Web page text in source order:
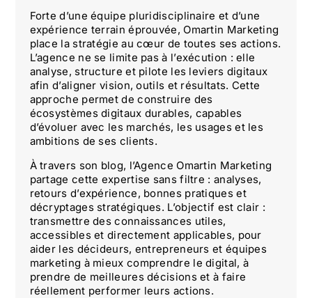
Forte d’une équipe pluridisciplinaire et d’une
expérience terrain éprouvée, Omartin Marketing
place la stratégie au cœur de toutes ses actions.
L’agence ne se limite pas à l’exécution : elle
analyse, structure et pilote les leviers digitaux
afin d’aligner vision, outils et résultats. Cette
approche permet de construire des
écosystèmes digitaux durables, capables
d’évoluer avec les marchés, les usages et les
ambitions de ses clients.
À travers son blog, l’Agence Omartin Marketing
partage cette expertise sans filtre : analyses,
retours d’expérience, bonnes pratiques et
décryptages stratégiques. L’objectif est clair :
transmettre des connaissances utiles,
accessibles et directement applicables, pour
aider les décideurs, entrepreneurs et équipes
marketing à mieux comprendre le digital, à
prendre de meilleures décisions et à faire
réellement performer leurs actions.